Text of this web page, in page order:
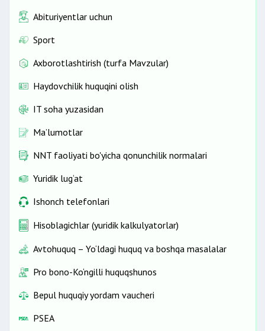
Abituriyentlar uchun
Sport
Axborotlashtirish (turfa Mavzular)
Haydovchilik huquqini olish
IT soha yuzasidan
Ma’lumotlar
NNT faoliyati bo'yicha qonunchilik normalari
Yuridik lug‘at
Ishonch telefonlari
Hisoblagichlar (yuridik kalkulyatorlar)
Avtohuquq – Yo‘ldagi huquq va boshqa masalalar
Pro bono-Ko‘ngilli huquqshunos
Bepul huquqiy yordam vaucheri
PSEA